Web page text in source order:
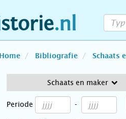
Home Bibliografie Schaats
Schaats en maker
Periode -